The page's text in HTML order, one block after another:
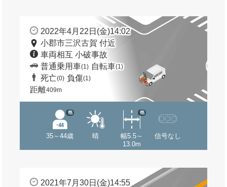
2022年4月22日(金)14:02
小郡市三沢古賀 付近
車両相互 小破事故
普通乗用車(1) 自転車(1)
死亡(0) 負傷(1)
距離409m
35～44歳
他
晴
幅5.5～
13.0m
他
信号なし
2021年7月30日(金)14:55